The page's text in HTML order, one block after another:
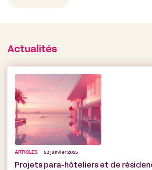
Actualités
ARTICLES 28 janvier 2025
Projets para-hôteliers et de